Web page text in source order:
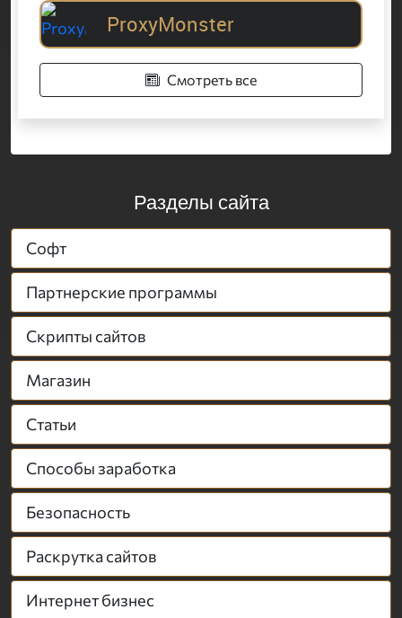
ProxyMonster
Смотреть все
Разделы сайта
Софт
Партнерские программы
Скрипты сайтов
Магазин
Статьи
Способы заработка
Безопасность
Раскрутка сайтов
Интернет бизнес